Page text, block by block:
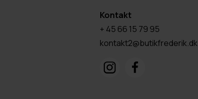
Kontakt
+ 45 66 15 79 95
kontakt2@butikfrederik.dk